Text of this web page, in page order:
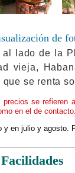
de
lado de la
vieja,
se renta
se
en el de contacto.
en julio y agosto.